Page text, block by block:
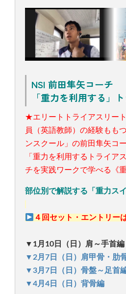
NSI 前田隼矢コーチ
「重力を利用する」
★エリートトライアスリー
員（英語教師）の経験もも
ンスクール」の前田隼矢コ
「重力を利用するトライア
チを実践ワークで学べる《
部位別で解説する「重力ス
４回セット・エントリー
▼1月10日（日）肩～手首編
▼2月7日（日）肩甲骨・肋
▼3月7日（日）骨盤～足首
▼4月4日（日）背骨編